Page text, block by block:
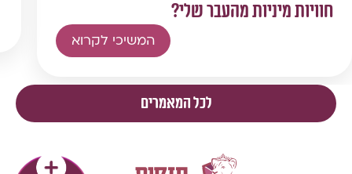
חוויות מיניות מהעבר שלי?
המשיכי לקרוא
לכל המאמרים